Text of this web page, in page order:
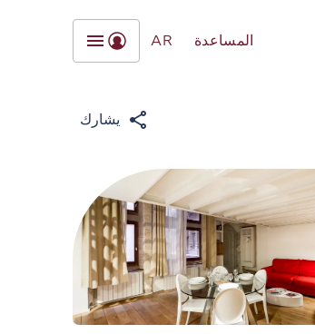
المساعدة AR
يشارك